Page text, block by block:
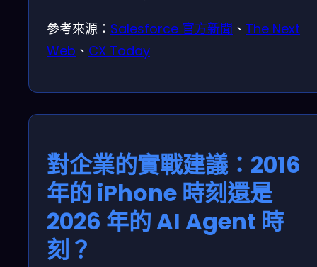
參考來源： Salesforce 官方新聞 、 The Next
Web 、 CX Today
對企業的實戰建議：2016
年的 iPhone 時刻還是
2026 年的 AI Agent 時
刻？